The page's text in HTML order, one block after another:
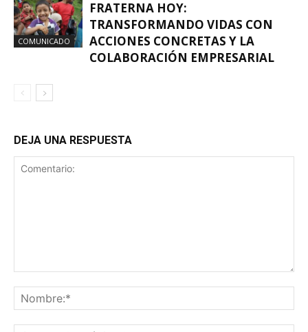
COMUNICADO
FRATERNA HOY:
TRANSFORMANDO VIDAS CON
ACCIONES CONCRETAS Y LA
COLABORACIÓN EMPRESARIAL
DEJA UNA RESPUESTA